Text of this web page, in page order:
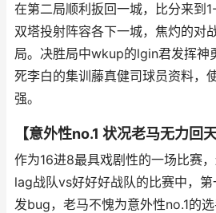
在第二局顺利扳回一城，比分来到
双塔投射阵容各下一城，焦灼的对
局。决胜局中wkup的lgin君发挥神
死李白的集训藤真健司球员资料，
强。
【意外性no.1 状况老马无力回天
作为16进8最具戏剧性的一场比赛
lag战队vs好好好战队的比赛中，
发bug，老马不愧为意外性no.1的